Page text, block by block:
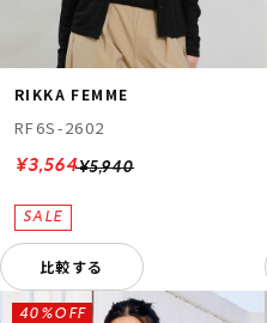
RIKKA FEMME
RF6S-2602
¥5,940
¥3,564
比較する
40%OFF